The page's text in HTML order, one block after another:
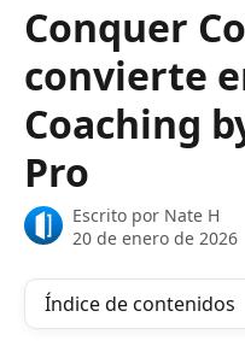
Conquer
convierte
Coaching
Pro
Escrito por Nate H
20 de enero de 2026
Índice de contenidos